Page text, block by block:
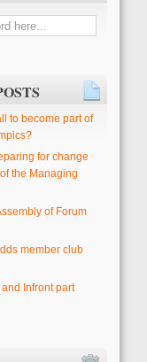
to become part of
for change
the Managing
of Forum
member club
Infront part